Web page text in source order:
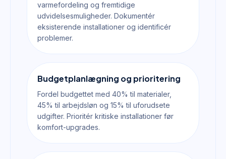
varmefordeling og fremtidige
udvidelsesmuligheder. Dokumentér
eksisterende installationer og identificér
problemer.
Budgetplanlægning og prioritering
Fordel budgettet med 40% til materialer,
45% til arbejdsløn og 15% til uforudsete
udgifter. Prioritér kritiske installationer før
komfort-upgrades.